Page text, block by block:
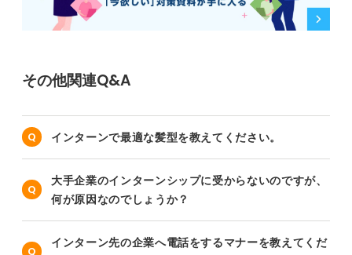
その他関連Q&A
インターンで最適な髪型を教えてください。
大手企業のインターンシップに受からないのですが、
何が原因なのでしょうか？
インターン先の企業へ電話をするマナーを教えてくだ